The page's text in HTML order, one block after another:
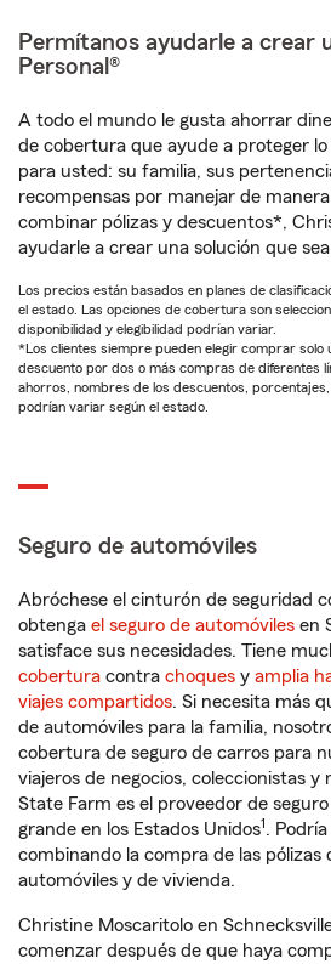
Permítanos ayudarle a crear
Personal®
A todo el mundo le gusta ahorrar
de cobertura que ayude a proteger
para usted: su familia, sus
recompensas por manejar de
combinar pólizas y descuentos*,
ayudarle a crear una solución que
Los precios están basados en planes de
el estado. Las opciones de cobertura son
disponibilidad y elegibilidad podrían variar.
*Los clientes siempre pueden elegir comprar solo
descuento por dos o más compras de diferentes
ahorros, nombres de los descuentos,
podrían variar según el estado.
Seguro de automóviles
Abróchese el cinturón de seguridad
obtenga el seguro de automóviles en
satisface sus necesidades. Tiene
cobertura contra choques y amplia
viajes compartidos. Si necesita más
de automóviles para la familia,
cobertura de seguro de carros para
viajeros de negocios, coleccionistas y
State Farm es el proveedor de
grande en los Estados Unidos1.
combinando la compra de las pólizas
automóviles y de vivienda.
Christine Moscaritolo en
comenzar después de que haya